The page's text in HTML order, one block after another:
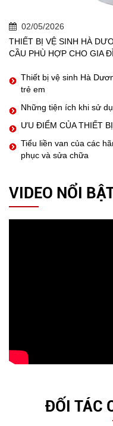
02/05/2026
THIẾT BỊ VỆ SINH HÀ
CẦU PHÙ HỢP CHO GIA
Thiết bị vệ sinh Hà
trẻ em
Những tiện ích khi sử
ƯU ĐIỂM CỦA THIẾT
Tiểu liền van của các
phục và sửa chữa
VIDEO NỔI
ĐỐI TÁC